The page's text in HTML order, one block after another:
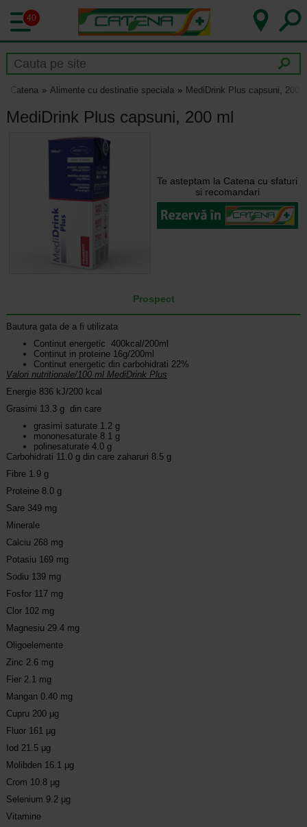
40
Catena Alimente cu destinatie speciala MediDrink Plus capsuni, 200
MediDrink Plus capsuni, 200 ml
Te asteptam la Catena cu sfaturi
si recomandari
Prospect
Bautura gata de a fi utilizata
Continut energetic 400kcal/200ml
Continut in proteine 16g/200ml
Continut energetic din carbohidrati 22%
Valori nutritionale/100 ml MediDrink Plus
Energie 836 kJ/200 kcal
Grasimi 13.3 g din care
grasimi saturate 1.2 g
mononesaturate 8.1 g
polinesaturate 4.0 g
Carbohidrati 11.0 g din care zaharuri 8.5 g
Fibre 1.9 g
Proteine 8.0 g
Sare 349 mg
Minerale
Calciu 268 mg
Potasiu 169 mg
Sodiu 139 mg
Fosfor 117 mg
Clor 102 mg
Magnesiu 29.4 mg
Oligoelemente
Zinc 2.6 mg
Fier 2.1 mg
Mangan 0.40 mg
Cupru 200 μg
Fluor 161 μg
Iod 21.5 μg
Molibden 16.1 μg
Crom 10.8 μg
Selenium 9.2 μg
Vitamine